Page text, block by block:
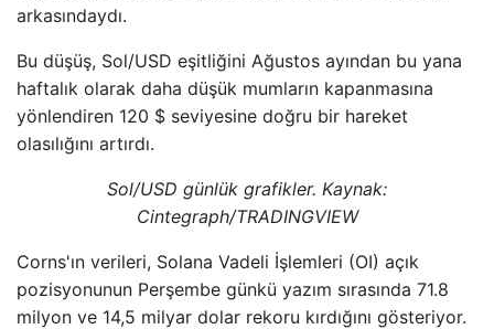
arkasındaydı.
Bu düşüş, Sol/USD eşitliğini Ağustos ayından bu yana
haftalık olarak daha düşük mumların kapanmasına
yönlendiren 120 $ seviyesine doğru bir hareket
olasılığını artırdı.
Sol/USD günlük grafikler. Kaynak:
Cintegraph/TRADINGVIEW
Corns'ın verileri, Solana Vadeli İşlemleri (OI) açık
pozisyonunun Perşembe günkü yazım sırasında 71.8
milyon ve 14,5 milyar dolar rekoru kırdığını gösteriyor.